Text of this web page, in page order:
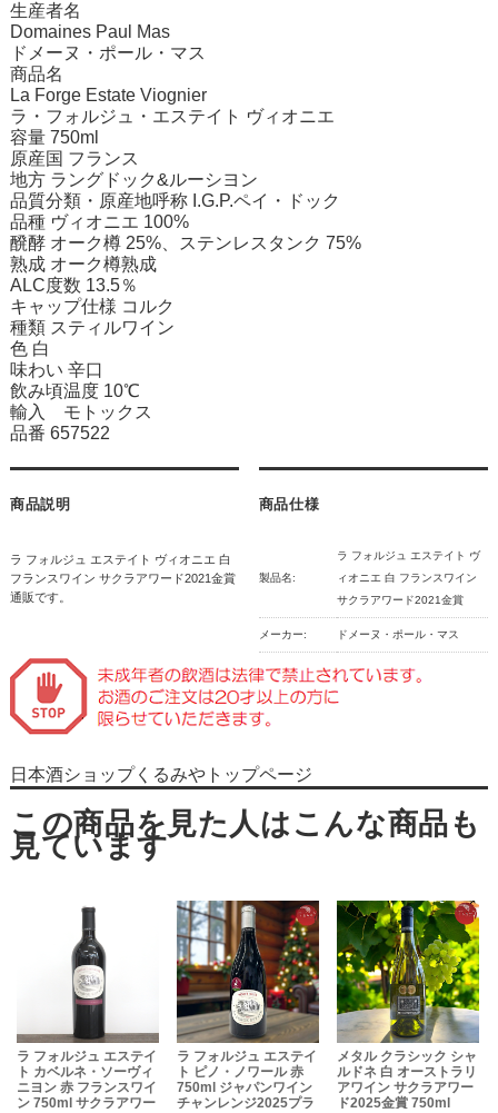
生産者名
Domaines Paul Mas
ドメーヌ・ポール・マス
商品名
La Forge Estate Viognier
ラ・フォルジュ・エステイト ヴィオニエ
容量 750ml
原産国 フランス
地方 ラングドック&ルーシヨン
品質分類・原産地呼称 I.G.P.ペイ・ドック
品種 ヴィオニエ 100%
醗酵 オーク樽 25%、ステンレスタンク 75%
熟成 オーク樽熟成
ALC度数 13.5％
キャップ仕様 コルク
種類 スティルワイン
色 白
味わい 辛口
飲み頃温度 10℃
輸入 モトックス
品番 657522
商品説明
ラ フォルジュ エステイト ヴィオニエ 白
フランスワイン サクラアワード2021金賞
通販です。
商品仕様
製品名:
ラ フォルジュ エステイト ヴ
ィオニエ 白 フランスワイン
サクラアワード2021金賞
メーカー: ドメーヌ・ポール・マス
日本酒ショップくるみやトップページ
ラ フォルジュ エステイ
ト ピノ・ノワール 赤
750ml ジャパンワイン
チャンレンジ2025プラ
メタル クラシック シャ
ルドネ 白 オーストラリ
アワイン サクラアワー
ド2025金賞 750ml
シャトー・ボネ 赤 フラ
ンスワイン サクラアワ
ード2023ゴールド
750ml